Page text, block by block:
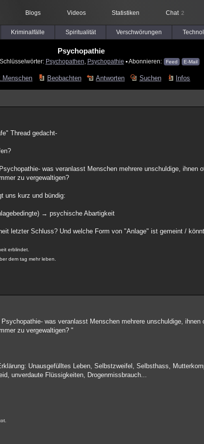
Blogs Videos Statistiken Chat 2
Kriminalfälle Spiritualität Verschwörungen
Psychopathie
Schlüsselwörter: Psychopathen Psychopathie ▪ Abonnieren: Feed E-Mail
Menschen Beobachten Antworten Suchen Infos
Thread gedacht-
was veranlasst Menschen mehrere unschuldige, ihnen
zu vergewaltigen?
uns kurz und bündig:
→ psychische Abartigkeit
letzter Schluss? Und welche Form von "Anlage" ist gemeint /
erblindet.
dem tag mehr leben.
was veranlasst Menschen mehrere unschuldige,
zu vergewaltigen? "
Unausgefülltes Leben, Selbstzweifel, Selbsthass,
unverdaute Flüssigkeiten, Drogenmissbrauch...